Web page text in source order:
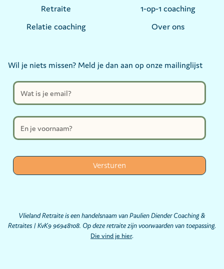
Retraite
1-op-1 coaching
Relatie coaching
Over ons
Wil je niets missen? Meld je dan aan op onze mailinglijst
Vlieland Retraite is een handelsnaam van Paulien Diender Coaching &
Retraites | KvK9 96948108. Op deze retraite zijn voorwaarden van toepassing.
Die vind je hier.